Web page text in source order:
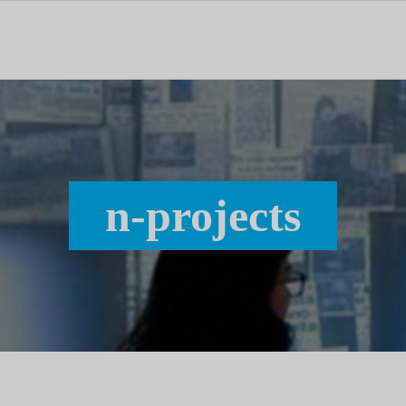
dedicado às notícias, aos media e à comunicação.
n-projects